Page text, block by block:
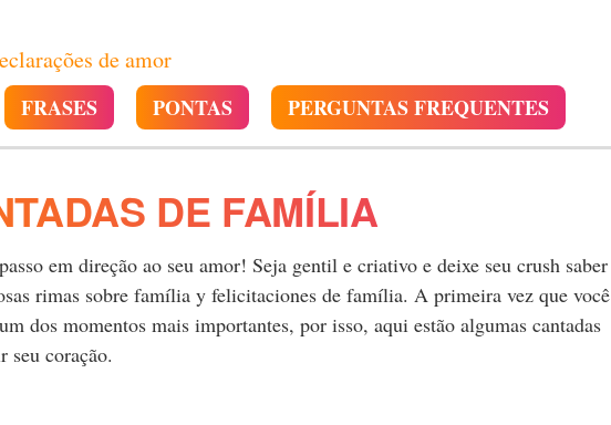
de amor
FRASES PONTAS PERGUNTAS FREQUENTES
DE FAMÍLIA
em direção ao seu amor! Seja gentil e criativo e deixe seu crush saber
rimas sobre família y felicitaciones de família. A primeira vez que você
dos momentos mais importantes, por isso, aqui estão algumas cantadas
seu coração.